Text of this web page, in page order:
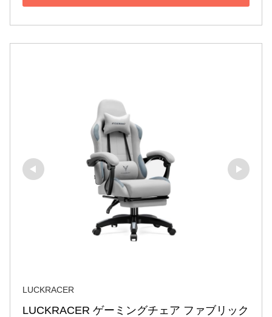
LUCKRACER
LUCKRACER ゲーミングチェア ファブリック